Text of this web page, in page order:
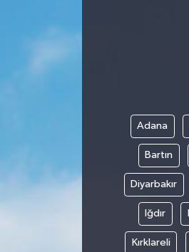
Adana
Bartın
Diyarbakır
Iğdır
Kırklareli